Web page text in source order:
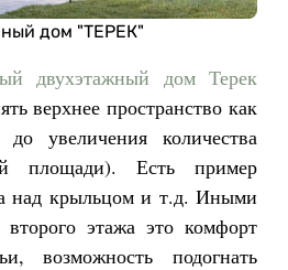
дом "ТЕРЕК"
двухэтажный дом Терек
верхнее пространство как
увеличения количества
площади). Есть пример
над крыльцом и т.д. Иными
этажа это комфорт
возможность подогнать